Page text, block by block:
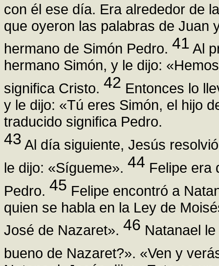
con él ese día. Era alrededor de
que oyeron las palabras de Juan
hermano de Simón Pedro. 41 Al
hermano Simón, y le dijo:
significa Cristo. 42 Entonces lo
y le dijo: «Tú eres Simón, el hijo
traducido significa Pedro.
43 Al día siguiente, Jesús
le dijo: «Sígueme». 44 Felipe era
Pedro. 45 Felipe encontró a
quien se habla en la Ley de
José de Nazaret». 46 Natanael
bueno de Nazaret?». «Ven y